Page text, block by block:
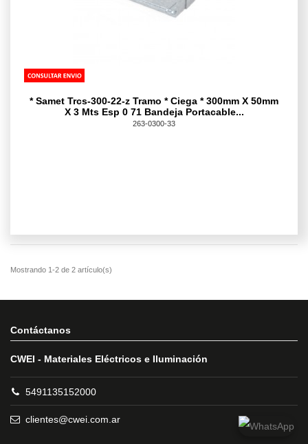
* Samet Trcs-300-22-z Tramo * Ciega * 300mm X 50mm
X 3 Mts Esp 0 71 Bandeja Portacable...
263-0300-33
Contáctanos
CWEI - Materiales Eléctricos e Iluminación
5491135152000
clientes@cwei.com.ar